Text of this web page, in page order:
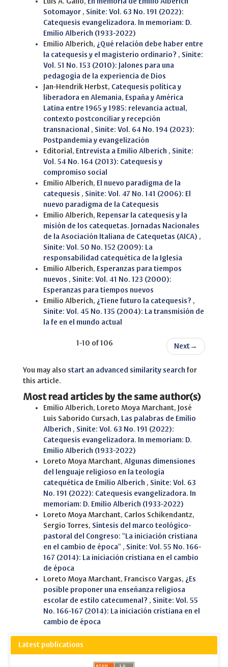
Sotomayor , Sinite: Vol. 63 No. 191 (2022):
Catequesis evangelizadora. In memoriam: D.
Emilio Alberich (1933-2022)
Emilio Alberich, ¿Qué relación debe haber entre
la catequesis y el magisterio ordinario? , Sinite:
Vol. 51 No. 153 (2010): Jalones para una
pedagogía de la experiencia de Dios
Jan-Hendrik Herbst, Catequesis política y
liberadora en Alemania, España y América
Latina entre 1965 y 1985: relevancia actual,
contexto postconciliar y recepción
transnacional , Sinite: Vol. 64 No. 194 (2023):
Postpandemia y evangelización
Editorial, Entrevista a Emilio Alberich , Sinite:
Vol. 54 No. 164 (2013): Catequesis y
compromiso social
Emilio Alberich, El nuevo paradigma de la
catequesis , Sinite: Vol. 47 No. 141 (2006): El
nuevo paradigma de la Catequesis
Emilio Alberich, Repensar la catequesis y la
misión de los catequetas. Jornadas Nacionales
de la Asociación Italiana de Catequetas (AICA) ,
Sinite: Vol. 50 No. 152 (2009): La
responsabilidad catequética de la Iglesia
Emilio Alberich, Esperanzas para tiempos
nuevos , Sinite: Vol. 41 No. 123 (2000):
Esperanzas para tiempos nuevos
Emilio Alberich, ¿Tiene futuro la catequesis? ,
Sinite: Vol. 45 No. 135 (2004): La transmisión de
la fe en el mundo actual
1-10 of 106 Next →
You may also start an advanced similarity search for
this article.
Most read articles by the same author(s)
Emilio Alberich, Loreto Moya Marchant, José
Luis Saborido Cursach, Las palabras de Emilio
Alberich , Sinite: Vol. 63 No. 191 (2022):
Catequesis evangelizadora. In memoriam: D.
Emilio Alberich (1933-2022)
Loreto Moya Marchant, Algunas dimensiones
del lenguaje religioso en la teología
catequética de Emilio Alberich , Sinite: Vol. 63
No. 191 (2022): Catequesis evangelizadora. In
memoriam: D. Emilio Alberich (1933-2022)
Loreto Moya Marchant, Carlos Schikendantz,
Sergio Torres, Síntesis del marco teológico-
pastoral del Congreso: "La iniciación cristiana
en el cambio de época" , Sinite: Vol. 55 No. 166-
167 (2014): La iniciación cristiana en el cambio
de época
Loreto Moya Marchant, Francisco Vargas, ¿Es
posible proponer una enseñanza religiosa
escolar de estilo catecumenal? , Sinite: Vol. 55
No. 166-167 (2014): La iniciación cristiana en el
cambio de época
Latest publications